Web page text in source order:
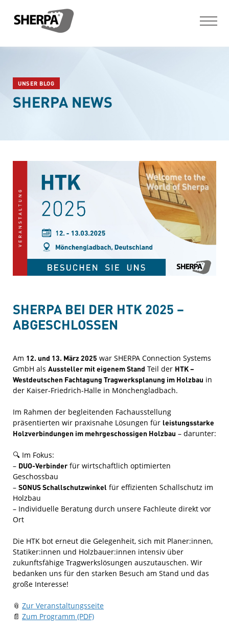
UNSER BLOG
SHERPA NEWS
SHERPA BEI DER HTK 2025 –
ABGESCHLOSSEN
Am 12. und 13. März 2025 war SHERPA Connection Systems
GmbH als Aussteller mit eigenem Stand Teil der HTK –
Westdeutschen Fachtagung Tragwerksplanung im Holzbau in
der Kaiser-Friedrich-Halle in Mönchengladbach.
Im Rahmen der begleitenden Fachausstellung
präsentierten wir praxisnahe Lösungen für leistungsstarke
Holzverbindungen im mehrgeschossigen Holzbau – darunter:
🔍 Im Fokus:
– DUO-Verbinderfür wirtschaftlich optimierten
Geschossbau
– SONUS Schallschutzwinkel für effizienten Schallschutz im
Holzbau
– Individuelle Beratung durch unsere Fachleute direkt vor
Ort
Die HTK bot erneut die Gelegenheit, sich mit Planer:innen,
Statiker:innen und Holzbauer:innen intensiv über
zukunftsfähige Tragwerkslösungen auszutauschen. Wir
bedanken uns für den starken Besuch am Stand und das
große Interesse!
📎 Zur Veranstaltungsseite
📄 Zum Programm (PDF)